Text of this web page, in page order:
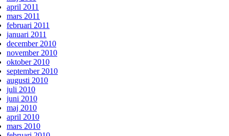
april 2011
mars 2011
februari 2011
januari 2011
december 2010
november 2010
oktober 2010
september 2010
augusti 2010
juli 2010
juni 2010
maj 2010
april 2010
mars 2010